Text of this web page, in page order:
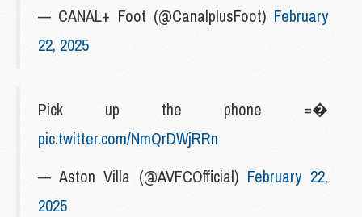
— CANAL+ Foot (@CanalplusFoot) February
22, 2025
Pick up the phone =�
pic.twitter.com/NmQrDWjRRn
— Aston Villa (@AVFCOfficial) February 22,
2025